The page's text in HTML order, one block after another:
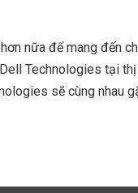
nữa để mang đến
Technologies tại
sẽ cùng nhau